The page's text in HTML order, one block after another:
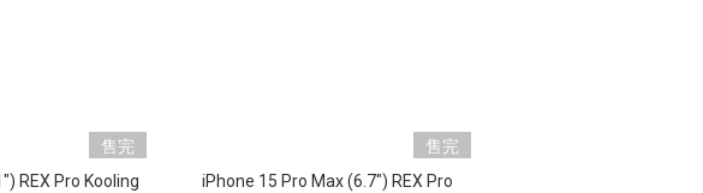
售完
REX Pro Kooling
售完
iPhone 15 Pro Max (6.7") REX Pro